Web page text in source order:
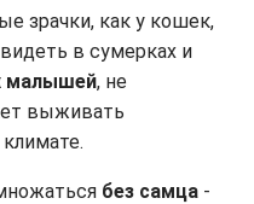
зрачки, как у кошек,
в сумерках и
малышей, не
выживать
без самца -